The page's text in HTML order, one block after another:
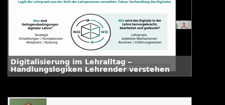
Digitalisierung im Lehralltag –
Handlungslogiken Lehrender verstehen